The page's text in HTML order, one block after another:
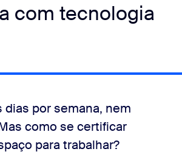
com tecnologia
por semana, nem
como se certificar
para trabalhar?